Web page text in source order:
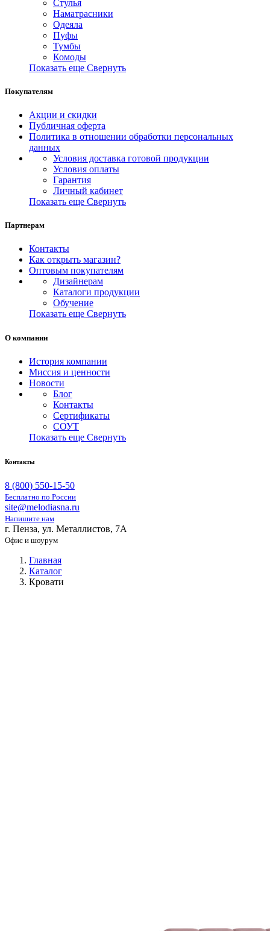
Стулья
Наматрасники
Одеяла
Пуфы
Тумбы
Комоды
Показать еще Свернуть
Покупателям
Акции и скидки
Публичная оферта
Политика в отношении обработки персональных
данных
Условия доставка готовой продукции
Условия оплаты
Гарантия
Личный кабинет
Показать еще Свернуть
Партнерам
Контакты
Как открыть магазин?
Оптовым покупателям
Дизайнерам
Каталоги продукции
Обучение
Показать еще Свернуть
О компании
История компании
Миссия и ценности
Новости
Блог
Контакты
Сертификаты
СОУТ
Показать еще Свернуть
Контакты
8 (800) 550-15-50
Бесплатно по России
site@melodiasna.ru
Напишите нам
г. Пенза, ул. Металлистов, 7А
Офис и шоурум
Главная
Каталог
Кровати